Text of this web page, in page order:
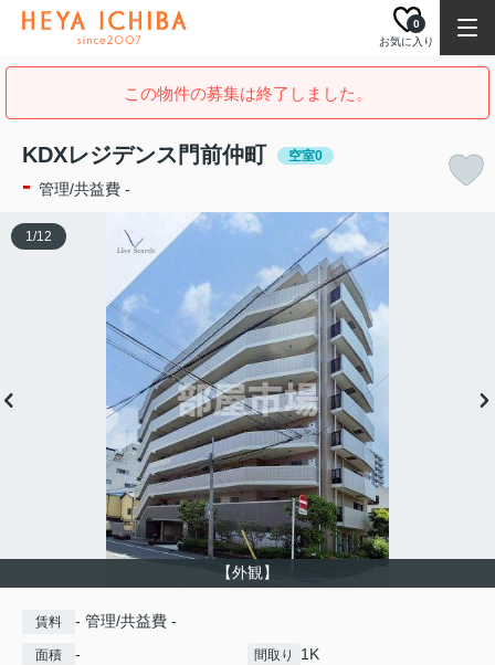
お気に入り
0
この物件の募集は終了しました。
KDXレジデンス門前仲町 空室0
- 管理/共益費 -
【外観】
1/12
賃料 - 管理/共益費 -
面積 - 間取り 1K